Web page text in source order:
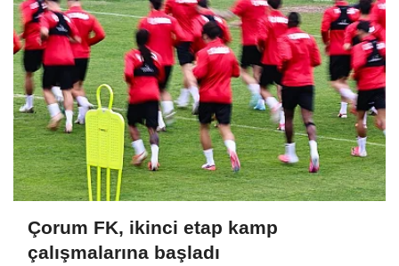
Çorum FK, ikinci etap kamp
çalışmalarına başladı